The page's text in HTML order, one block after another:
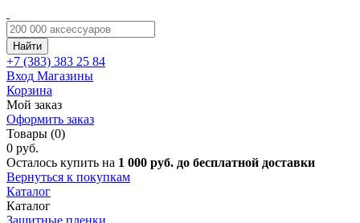
Найти
+7 (383) 383 25 84
Вход Магазины
Корзина
Мой заказ
Оформить заказ
Товары (0)
0 руб.
Осталось купить на 1 000 руб. до бесплатной доставки
Вернуться к покупкам
Каталог
Каталог
Защитные пленки